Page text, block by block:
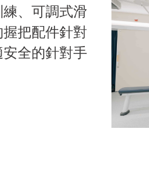
、可調式滑
把配件針對
全的針對手